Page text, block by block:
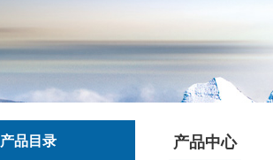
产品目录 产品中心